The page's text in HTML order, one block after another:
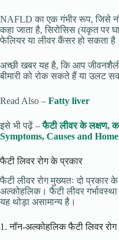
NAFLD का एक गंभीर रूप, जिसे
कहा जाता है, सिरोसिस (यकृत पर
फेलियर या लीवर कैंसर हो सकता है।
अच्छी खबर यह है, कि आप
बीमारी को रोक सकते हैं या उलट
Read Also – Fatty liver
इसे भी पढ़ें –फैटी लीवर के लक्षण,
Symptoms, Causes and
फैटी लिवर रोग के प्रकार
फैटी लीवर रोग मुख्यतः दो प्रकार
अल्कोहलिक। फैटी लीवर
यह थोड़ा असामान्य है।
1. नॉन-अल्कोहलिक फैटी लिवर